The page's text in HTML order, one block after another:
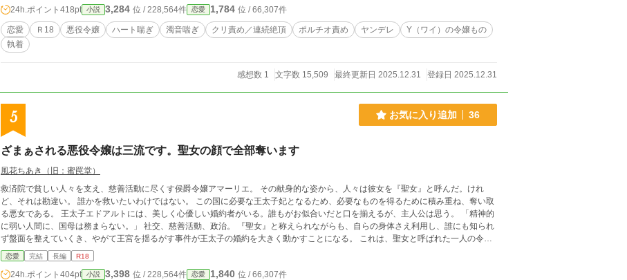
24h.ポイント 418pt 小説 3,284 位 / 228,564件 恋愛 1,784 位 / 66,307件
恋愛 Ｒ18 悪役令嬢 ハート喘ぎ 濁音喘ぎ クリ責め／連続絶頂 ポルチオ責め ヤンデレ
Y（ワイ）の令嬢もの
執着
感想数 1 文字数 15,509 最終更新日 2025.12.31 登録日 2025.12.31
5 お気に入り追加 36
ざまぁされる悪役令嬢は三流です。聖女の顔で全部奪います
風花ちあき（旧：蜜罠堂）
救済院で貧しい人々を支え、慈善活動に尽くす侯爵令嬢アマーリエ。 その献身的な姿から、人々は彼女を『聖女』と呼んだ。けれ
ど、それは勘違い。 誰かを救いたいわけではない。 この国に必要な王太子妃となるため、必要なものを得るために積み重ね、奪い取
る悪女である。 王太子エドアルトには、美しく心優しい婚約者がいる。誰もがお似合いだと口を揃えるが、主人公は思う。 「精神的
に弱い人間に、国母は務まらない。」 社交、慈善活動、政治。 『聖女』と称えられながらも、自らの身体さえ利用し、誰にも知られ
ず盤面を整えていくき、やがて王宮を揺るがす事件が王太子の婚約を大きく動かすことになる。 これは、聖女と呼ばれた一人の令嬢
が、王太子妃の座へと辿り着くまでの物語。 ※夜21時前後に更新 ※この作品は、19世紀ドイツの社交界を参考にしております。
ただし架空世界のため、史実とは異なる部分もございます。
恋愛 完結 長編 R18
24h.ポイント 404pt 小説 3,398 位 / 228,564件 恋愛 1,840 位 / 66,307件